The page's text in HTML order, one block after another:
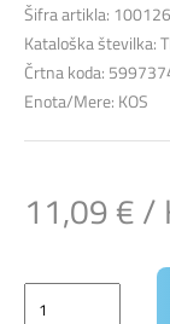
Šifra artikla: 100126
Kataloška številka:
Črtna koda:
Enota/Mere: KOS
11,09 € /